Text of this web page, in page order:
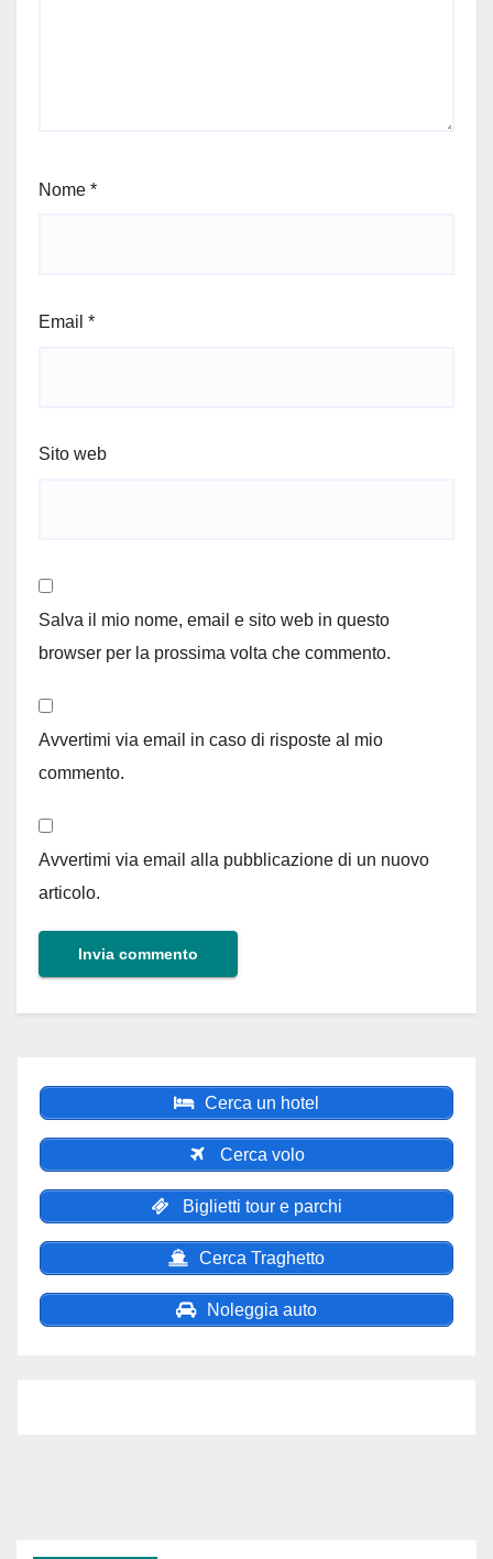
Nome *
Email *
Sito web
Salva il mio nome, email e sito web in questo
browser per la prossima volta che commento.
Avvertimi via email in caso di risposte al mio
commento.
Avvertimi via email alla pubblicazione di un nuovo
articolo.
Cerca un hotel
Cerca volo
Biglietti tour e parchi
Cerca Traghetto
Noleggia auto